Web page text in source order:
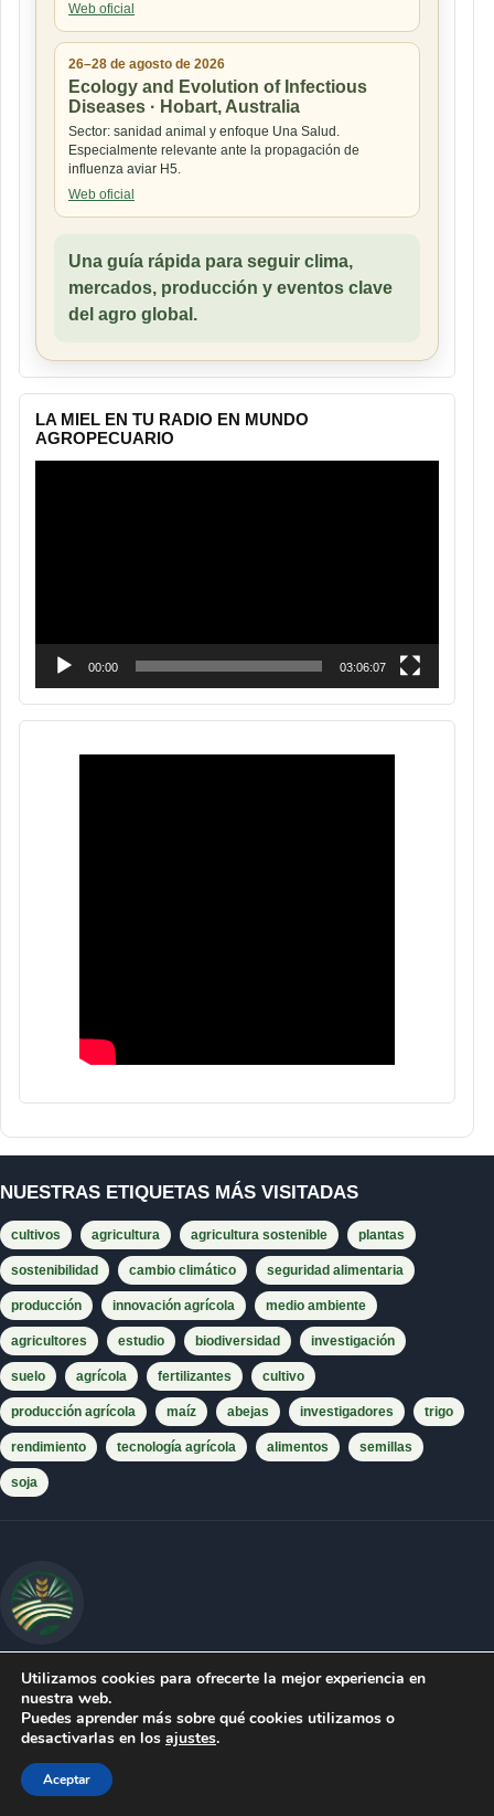
Web oficial
26–28 de agosto de 2026
Ecology and Evolution of Infectious
Diseases · Hobart, Australia
Sector: sanidad animal y enfoque Una Salud.
Especialmente relevante ante la propagación de
influenza aviar H5.
Web oficial
Una guía rápida para seguir clima,
mercados, producción y eventos clave
del agro global.
LA MIEL EN TU RADIO EN MUNDO
AGROPECUARIO
00:00 03:06:07
NUESTRAS ETIQUETAS MÁS VISITADAS
cultivos agricultura agricultura sostenible plantas
sostenibilidad cambio climático seguridad alimentaria
producción innovación agrícola medio ambiente
agricultores estudio biodiversidad investigación
suelo agrícola fertilizantes cultivo
producción agrícola maíz abejas investigadores trigo
rendimiento tecnología agrícola alimentos semillas
soja
Mundo Agropecuario
Medio digital especializado en agricultura, ganadería,
mercados, agroclima, biodiversidad, producción alimentaria
y ruralidad.
Utilizamos cookies para ofrecerte la mejor experiencia en
nuestra web.
Puedes aprender más sobre qué cookies utilizamos o
desactivarlas en los ajustes.
Aceptar